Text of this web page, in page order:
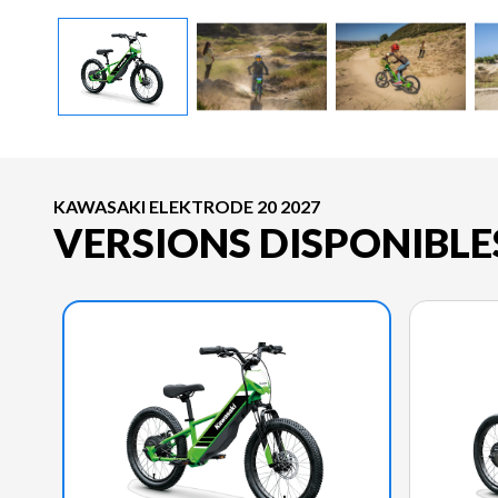
KAWASAKI ELEKTRODE 20 2027
VERSIONS